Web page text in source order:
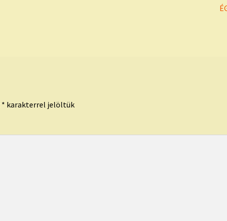
* karakterrel jelöltük